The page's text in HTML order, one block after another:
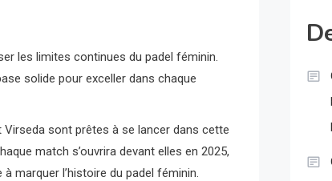
les limites continues du padel féminin.
solide pour exceller dans chaque
sont prêtes à se lancer dans cette
match s’ouvrira devant elles en 2025,
marquer l’histoire du padel féminin.